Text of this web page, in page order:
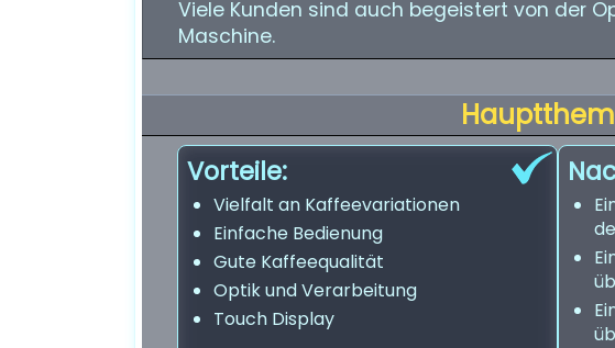
Viele Kunden sind auch begeistert von der
Maschine.
Vorteile:
Vielfalt an Kaffeevariationen
Einfache Bedienung
Gute Kaffeequalität
Optik und Verarbeitung
Touch Display